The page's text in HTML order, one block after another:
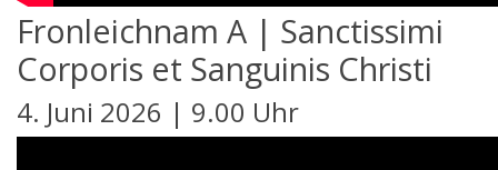
Fronleichnam A | Sanctissimi
Corporis et Sanguinis Christi
4. Juni 2026 | 9.00 Uhr